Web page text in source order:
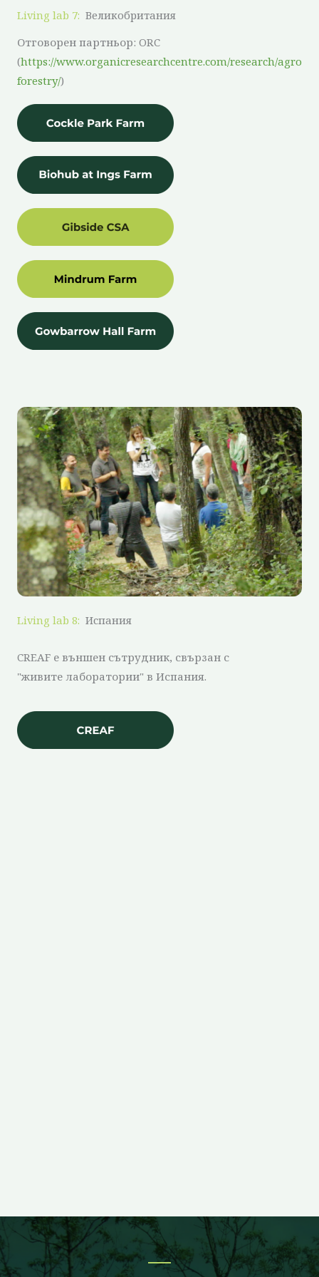
Living lab 7: Великобритания
Отговорен партньор: ORC
(https://www.organicresearchcentre.com/research/agro
forestry/)
Living lab 8: Испания
CREAF е външен сътрудник, свързан с
"живите лаборатории" в Испания.